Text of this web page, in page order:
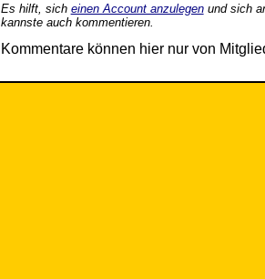
Es hilft, sich einen Account anzulegenund sich
kannste auch kommentieren.
Kommentare können hier nur von